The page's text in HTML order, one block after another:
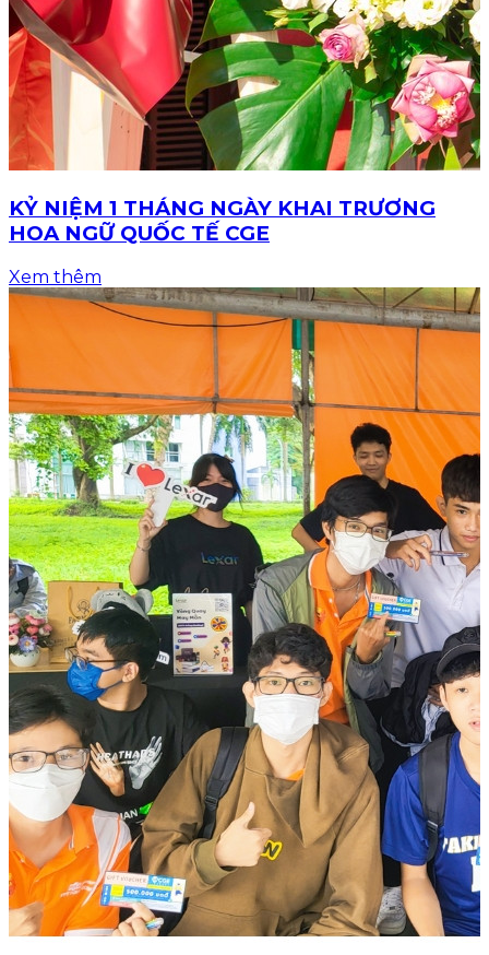
KỶ NIỆM 1 THÁNG NGÀY KHAI TRƯƠNG
HOA NGỮ QUỐC TẾ CGE
Xem thêm